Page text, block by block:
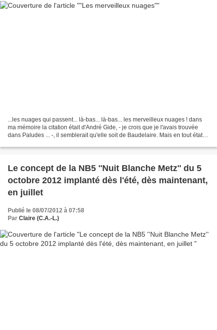
...les nuages qui passent... là-bas... là-bas... les merveilleux nuages ! dans
ma mémoire la citation était d'André Gide, - je crois que je l'avais trouvée
dans Paludes ... -, il semblerait qu'elle soit de Baudelaire. Mais en tout état
Le concept de la NB5 ''Nuit Blanche Metz'' du 5
octobre 2012 implanté dès l'été, dès maintenant,
en juillet
Publié le 08/07/2012 à 07:58
Par Claire (C.A.-L.)